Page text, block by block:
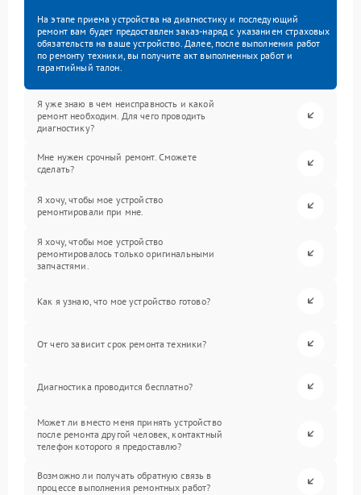
На этапе приема устройства на диагностику и последующий
ремонт вам будет предоставлен заказ-наряд с указанием страховых
обязательств на ваше устройство. Далее, после выполнения работ
по ремонту техники, вы получите акт выполненных работ и
гарантийный талон.
Я уже знаю в чем неисправность и какой
ремонт необходим. Для чего проводить
диагностику?
Мне нужен срочный ремонт. Сможете
сделать?
Я хочу, чтобы мое устройство
ремонтировали при мне.
Я хочу, чтобы мое устройство
ремонтировалось только оригинальными
запчастями.
Как я узнаю, что мое устройство готово?
От чего зависит срок ремонта техники?
Диагностика проводится бесплатно?
Может ли вместо меня принять устройство
после ремонта другой человек, контактный
телефон которого я предоставлю?
Возможно ли получать обратную связь в
процессе выполнения ремонтных работ?